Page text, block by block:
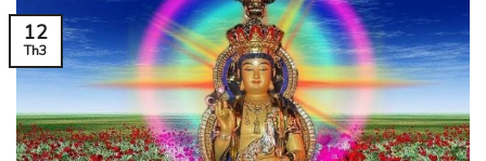
12
Th3